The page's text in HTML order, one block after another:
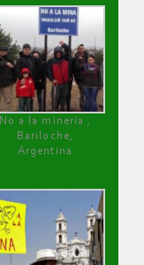
No a la minería ,
Bariloche,
Argentina